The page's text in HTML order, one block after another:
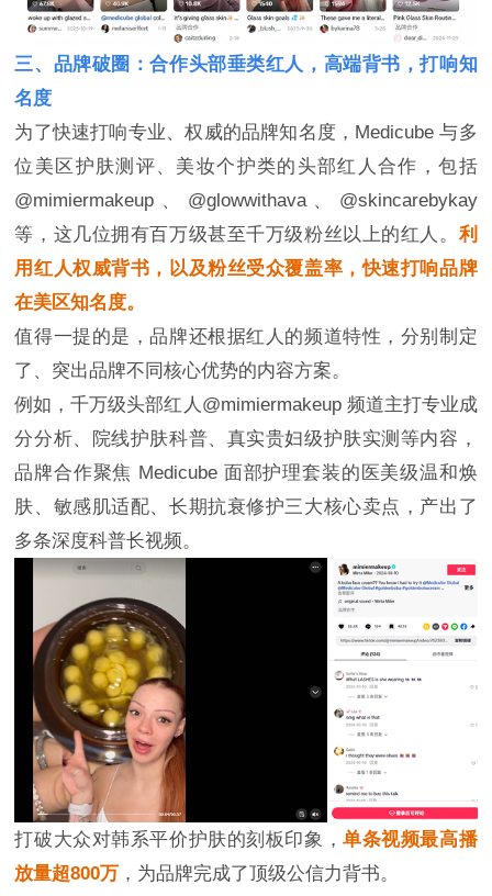
三、品牌破圈：合作头部垂类红人，高端背书，打响知
名度
为了快速打响专业、权威的品牌知名度，Medicube 与多
位美区护肤测评、美妆个护类的头部红人合作，包括
@mimiermakeup、@glowwithava、@skincarebykay
等，这几位拥有百万级甚至千万级粉丝以上的红人。 利
用红人权威背书，以及粉丝受众覆盖率，快速打响品牌
在美区知名度。
值得一提的是，品牌还根据红人的频道特性，分别制定
了、突出品牌不同核心优势的内容方案。
例如，千万级头部红人@mimiermakeup 频道主打专业成
分分析、院线护肤科普、真实贵妇级护肤实测等内容，
品牌合作聚焦 Medicube 面部护理套装的医美级温和焕
肤、敏感肌适配、长期抗衰修护三大核心卖点，产出了
多条深度科普长视频。
打破大众对韩系平价护肤的刻板印象，单条视频最高播
放量超800万 ，为品牌完成了顶级公信力背书。